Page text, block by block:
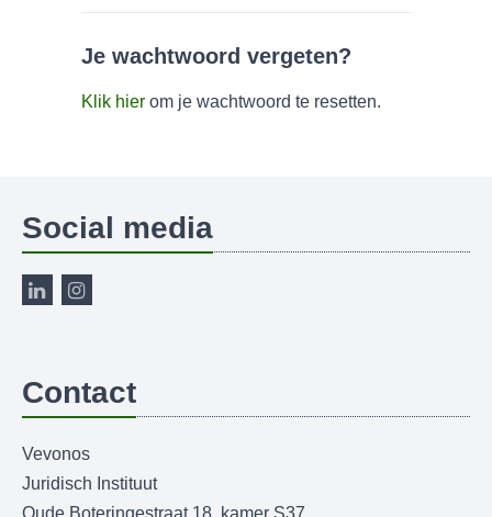
Je wachtwoord vergeten?
Klik hier om je wachtwoord te resetten.
Social media
Contact
Vevonos
Juridisch Instituut
Oude Boteringestraat 18, kamer S37